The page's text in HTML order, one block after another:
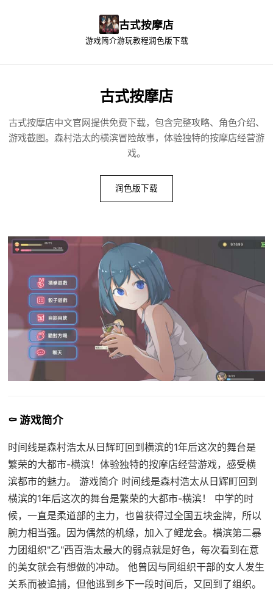
古式按摩店
游戏简介游玩教程润色版下载
古式按摩店
古式按摩店中文官网提供免费下载，包含完整攻略、角色介绍、
游戏截图。森村浩太的横滨冒险故事，体验独特的按摩店经营游
戏。
润色版下载
⚰️ 游戏简介
时间线是森村浩太从日辉町回到横滨的1年后这次的舞台是
繁荣的大都市-横滨！体验独特的按摩店经营游戏，感受横
滨都市的魅力。 游戏简介 时间线是森村浩太从日辉町回到
横滨的1年后这次的舞台是繁荣的大都市-横滨！ 中学的时
候，一直是柔道部的主力，也曾获得过全国五块金牌，所以
腕力相当强。因为偶然的机缘，加入了鲤龙会。横滨第二暴
力团组织"乙"西百浩太最大的弱点就是好色，每次看到在意
的美女就会有想做的冲动。 他曾因与同组织干部的女人发生
关系而被追捕，但他逃到乡下一段时间后，又回到了组织。